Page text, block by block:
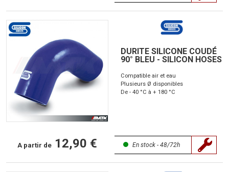
DURITE SILICONE COUDÉ
90° BLEU - SILICON HOSES
Compatible air et eau
Plusieurs Ø disponibles
De - 40 °C à + 180 °C
A partir de 12,90 € En stock - 48/72h